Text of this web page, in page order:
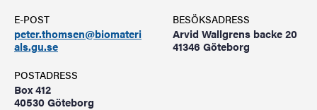
E-POST
peter.thomsen@biomateri
als.gu.se
BESÖKSADRESS
Arvid Wallgrens backe 20
41346 Göteborg
POSTADRESS
Box 412
40530 Göteborg